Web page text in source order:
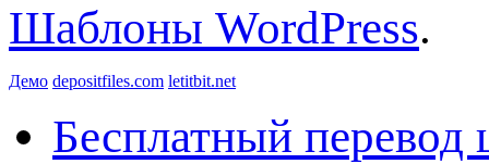
Шаблоны WordPress.
Демо depositfiles.com letitbit.net
Бесплатный перевод